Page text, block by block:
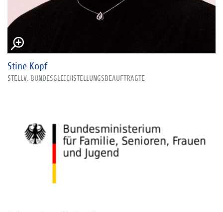
Stine Kopf
STELLV. BUNDESGLEICHSTELLUNGSBEAUFTRAGTE